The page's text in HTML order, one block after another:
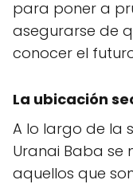
para poner a
asegurarse de
conocer el
La ubicación
A lo largo de la
Uranai Baba se
aquellos que